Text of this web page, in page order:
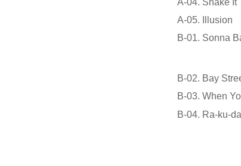
A-04. Shake It
A-05. Illusion
B-01. Sonna
B-02. Bay
B-03. When
B-04. Ra-ku-da